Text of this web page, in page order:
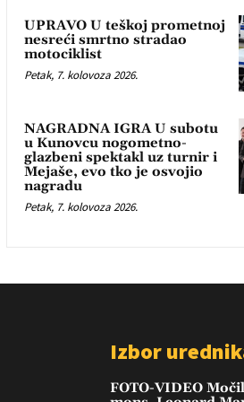
UPRAVO U teškoj prometnoj
nesreći smrtno stradao
motociklist
Petak, 7. kolovoza 2026.
NAGRADNA IGRA U subotu
u Kunovcu nogometno-
glazbeni spektakl uz turnir i
Mejaše, evo tko je osvojio
nagradu
Petak, 7. kolovoza 2026.
Izbor
FOTO-VIDEO